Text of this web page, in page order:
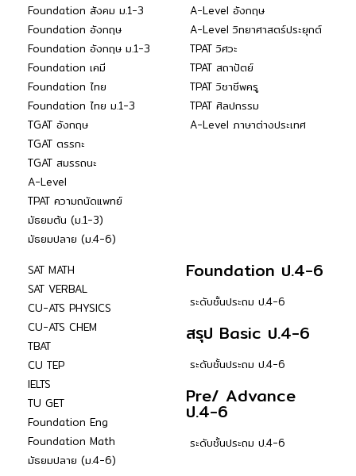
Foundation สังคม ม.1-3
Foundation อังกฤษ
Foundation อังกฤษ ม.1-3
Foundation เคมี
Foundation ไทย
Foundation ไทย ม.1-3
TGAT อังกฤษ
TGAT ตรรกะ
TGAT สมรรถนะ
A-Level
TPAT ความถนัดแพทย์
มัธยมต้น (ม.1-3)
มัธยมปลาย (ม.4-6)
A-Level อังกฤษ
A-Level วิทยาศาสตร์ประยุกต์
TPAT วิศวะ
TPAT สถาปัตย์
TPAT วิชาชีพครู
TPAT ศิลปกรรม
A-Level ภาษาต่างประเทศ
SAT MATH
SAT VERBAL
CU-ATS PHYSICS
CU-ATS CHEM
TBAT
CU TEP
IELTS
TU GET
Foundation Eng
Foundation Math
มัธยมปลาย (ม.4-6)
Foundation ป.4-6
ระดับชั้นประถม ป.4-6
สรุป Basic ป.4-6
ระดับชั้นประถม ป.4-6
Pre/ Advance
ป.4-6
ระดับชั้นประถม ป.4-6